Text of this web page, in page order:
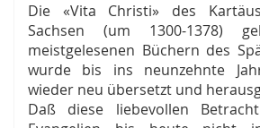
Die «Vita Christi» des
Sachsen (um 1300-1378)
meistgelesenen Büchern des
wurde bis ins neunzehnte
wieder neu übersetzt und
Daß diese liebevollen